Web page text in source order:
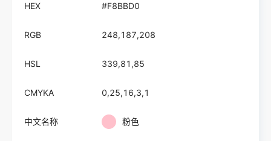
HEX #F8BBD0
RGB 248,187,208
HSL 339,81,85
CMYKA 0,25,16,3,1
中文名称 粉色